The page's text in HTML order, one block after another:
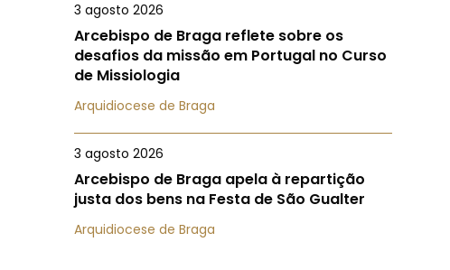
3 agosto 2026
Arcebispo de Braga reflete sobre os
desafios da missão em Portugal no Curso
de Missiologia
Arquidiocese de Braga
3 agosto 2026
Arcebispo de Braga apela à repartição
justa dos bens na Festa de São Gualter
Arquidiocese de Braga